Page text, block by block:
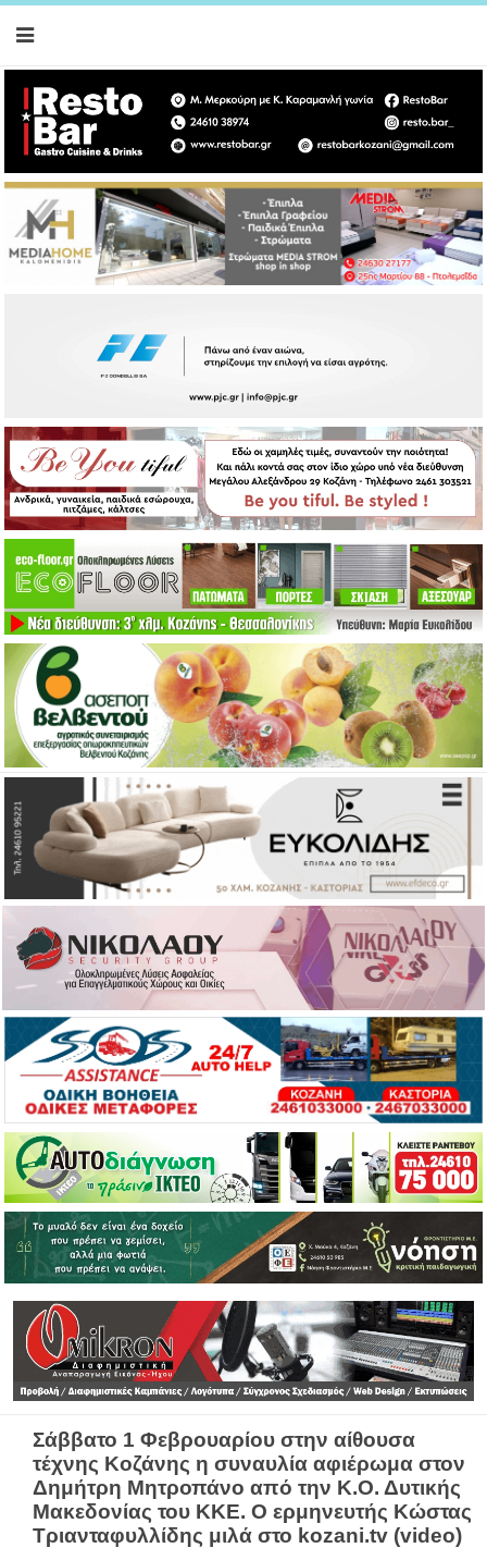
Σάββατο 1 Φεβρουαρίου στην αίθουσα
τέχνης Κοζάνης η συναυλία αφιέρωμα στον
Δημήτρη Μητροπάνο από την Κ.Ο. Δυτικής
Μακεδονίας του ΚΚΕ. Ο ερμηνευτής Κώστας
Τριανταφυλλίδης μιλά στο kozani.tv (video)